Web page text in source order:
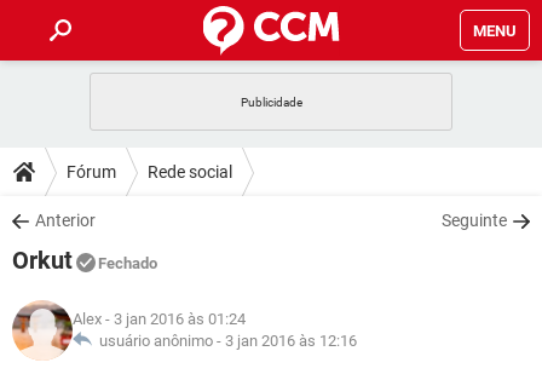
MENU
CELULAR
OUTLOOK
INSTAGRAM
GUIA DE COMPRAS
DICAS
JOGOS
INSTAGRAM
GUIA DE COMPRAS
DOWNLOADS
JOGOS
CELULAR
OUTLOOK EXCEL
JOGOS
CELULAR
GLOSSÁRIO
Fórum Rede social
Anterior Seguinte
Orkut Fechado
Alex - 3 jan 2016 às 01:24
usuário anônimo - 3 jan 2016 às 12:16